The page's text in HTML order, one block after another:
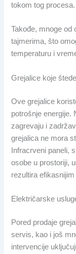
tokom tog procesa.
Takođe, mnoge od
tajmerima, što
temperaturu i
Grejalice koje
Ove grejalice
potrošnje energije.
zagrevaju i
grejalica ne mora
Infracrveni paneli,
osobe u prostoriji,
rezultira
Električarske
Pored prodaje
servis, kao i još
intervencije